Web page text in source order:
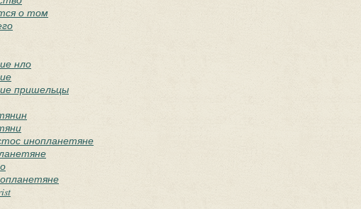
о том
нло
пришельцы
инопланетяне